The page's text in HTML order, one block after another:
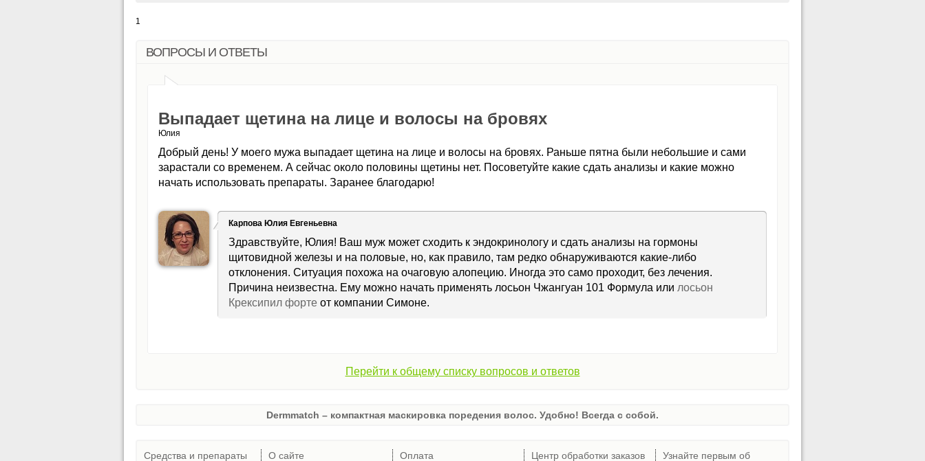
1
ВОПРОСЫ И ОТВЕТЫ
Выпадает щетина на лице и волосы на бровях
Юлия
Добрый день! У моего мужа выпадает щетина на лице и волосы на бровях. Раньше пятна были небольшие и сами
зарастали со временем. А сейчас около половины щетины нет. Посоветуйте какие сдать анализы и какие можно
начать использовать препараты. Заранее благодарю!
Карпова Юлия Евгеньевна
Здравствуйте, Юлия! Ваш муж может сходить к эндокринологу и сдать анализы на гормоны
щитовидной железы и на половые, но, как правило, там редко обнаруживаются какие-либо
отклонения. Ситуация похожа на очаговую алопецию. Иногда это само проходит, без лечения.
Причина неизвестна. Ему можно начать применять лосьон Чжангуан 101 Формула или лосьон
Крексипил форте от компании Симоне.
Перейти к общему списку вопросов и ответов
Dermmatch – компактная маскировка поредения волос. Удобно! Всегда с собой.
Средства и препараты О сайте Оплата Центр обработки заказов Узнайте первым об